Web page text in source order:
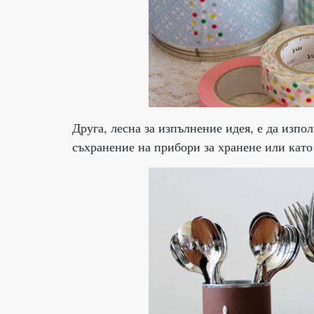
Друга, лесна за изпълнение идея, е да
съхранение на прибори за хранене или